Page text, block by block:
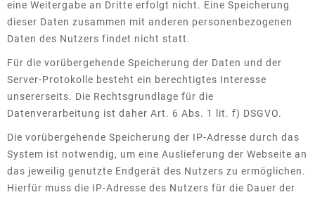
eine Weitergabe an Dritte erfolgt nicht. Eine Speicherung
dieser Daten zusammen mit anderen personenbezogenen
Daten des Nutzers findet nicht statt.
Für die vorübergehende Speicherung der Daten und der
Server-Protokolle besteht ein berechtigtes Interesse
unsererseits. Die Rechtsgrundlage für die
Datenverarbeitung ist daher Art. 6 Abs. 1 lit. f) DSGVO.
Die vorübergehende Speicherung der IP-Adresse durch das
System ist notwendig, um eine Auslieferung der Webseite an
das jeweilig genutzte Endgerät des Nutzers zu ermöglichen.
Hierfür muss die IP-Adresse des Nutzers für die Dauer der